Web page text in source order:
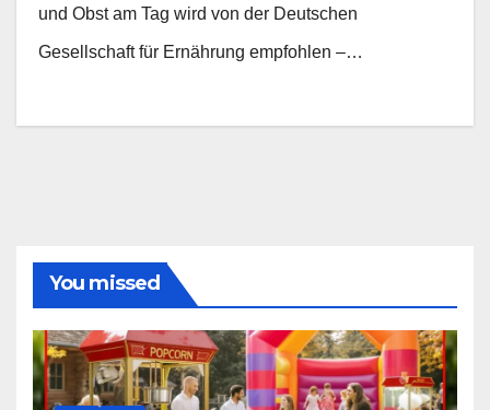
und Obst am Tag wird von der Deutschen
Gesellschaft für Ernährung empfohlen –…
You missed